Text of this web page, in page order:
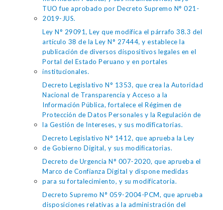
TUO fue aprobado por Decreto Supremo N° 021-
2019-JUS.
Ley N° 29091, Ley que modifica el párrafo 38.3 del
artículo 38 de la Ley N° 27444, y establece la
publicación de diversos dispositivos legales en el
Portal del Estado Peruano y en portales
institucionales.
Decreto Legislativo N° 1353, que crea la Autoridad
Nacional de Transparencia y Acceso a la
Información Pública, fortalece el Régimen de
Protección de Datos Personales y la Regulación de
la Gestión de Intereses, y sus modificatorias.
Decreto Legislativo N° 1412, que aprueba la Ley
de Gobierno Digital, y sus modificatorias.
Decreto de Urgencia N° 007-2020, que aprueba el
Marco de Confianza Digital y dispone medidas
para su fortalecimiento, y su modificatoria.
Decreto Supremo N° 059-2004-PCM, que aprueba
disposiciones relativas a la administración del